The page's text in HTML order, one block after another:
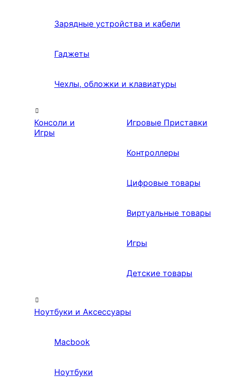
Зарядные устройства и кабели
Гаджеты
Чехлы, обложки и клавиатуры
Консоли и
Игры
Игровые Приставки
Контроллеры
Цифровые товары
Виртуальные товары
Игры
Детские товары
Ноутбуки и Аксессуары
Macbook
Ноутбуки